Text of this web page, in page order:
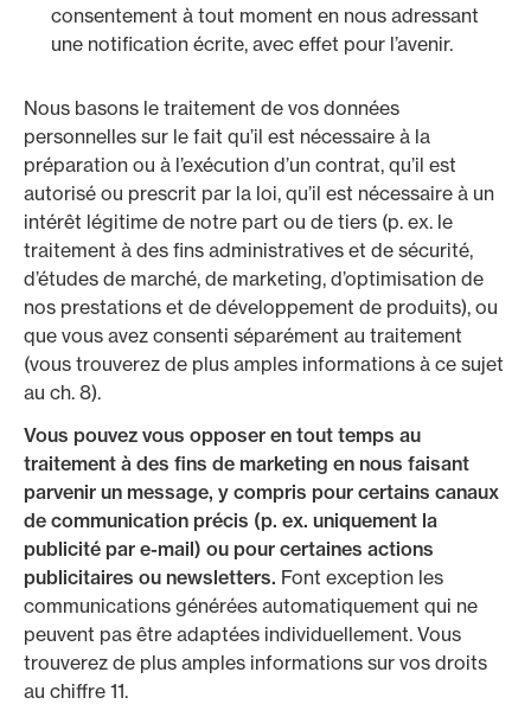
consentement à tout moment en nous adressant
une notification écrite, avec effet pour l’avenir.
Nous basons le traitement de vos données
personnelles sur le fait qu’il est nécessaire à la
préparation ou à l’exécution d’un contrat, qu’il est
autorisé ou prescrit par la loi, qu’il est nécessaire à un
intérêt légitime de notre part ou de tiers (p. ex. le
traitement à des fins administratives et de sécurité,
d’études de marché, de marketing, d’optimisation de
nos prestations et de développement de produits), ou
que vous avez consenti séparément au traitement
(vous trouverez de plus amples informations à ce sujet
au ch. 8).
Vous pouvez vous opposer en tout temps au
traitement à des fins de marketing en nous faisant
parvenir un message, y compris pour certains canaux
de communication précis (p. ex. uniquement la
publicité par e-mail) ou pour certaines actions
publicitaires ou newsletters. Font exception les
communications générées automatiquement qui ne
peuvent pas être adaptées individuellement. Vous
trouverez de plus amples informations sur vos droits
au chiffre 11.